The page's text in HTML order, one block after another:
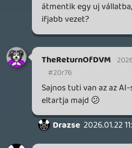
fáj, mert a kedvenc RPG
amíg 12 éve ki nem végezték.
azóta mondogatom, hogy
MM+Skyrim=$$$, de az imént
inkompetens vezetés nem érzi,
már megvettek egy open world IP-
csinálni. Egyetlen szerencséjük,
HoMM új része tényleg ígéretesen
- Ahogy Plasma írta: a return to
csendes leépítés. Majd az AI elvégzi a
munkát.
Az Ubisoft egyszerűen nem volt
haladni a korral és most próbálják